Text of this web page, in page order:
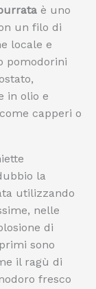
è uno
un filo di
locale e
pomodorini
in olio e
capperi o
la
utilizzando
nelle
di
sono
il ragù di
fresco